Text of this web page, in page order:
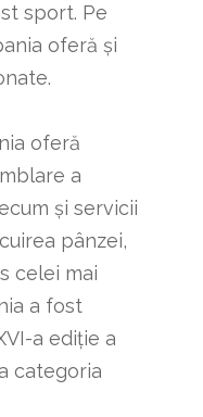
sport. Pe
oferă și
oferă
a
și servicii
pânzei,
celei mai
a fost
a ediție a
categoria